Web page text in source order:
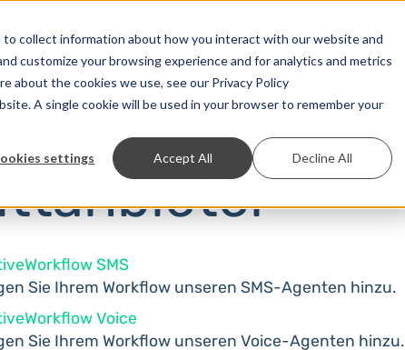
collect information about how you interact with our website and
customize your browsing experience and for analytics and metrics
about the cookies we use, see our Privacy Policy
A single cookie will be used in your browser to remember your
settings Accept All Decline All
Lösungen Preise Entwickler Kontakt
SMS
Sie Ihrem Workflow unseren SMS-Agenten hinzu.
Voice
Sie Ihrem Workflow unseren Voice-Agenten hinzu.